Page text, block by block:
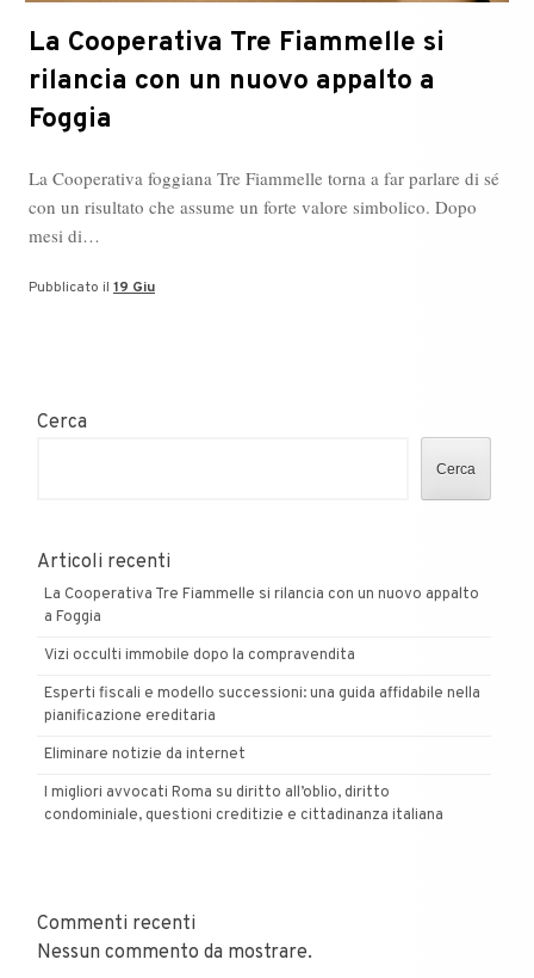
La Cooperativa Tre Fiammelle si
rilancia con un nuovo appalto a
Foggia
La Cooperativa foggiana Tre Fiammelle torna a far parlare di sé
con un risultato che assume un forte valore simbolico. Dopo
mesi di…
Pubblicato il 19 Giu
Cerca
Cerca
Articoli recenti
La Cooperativa Tre Fiammelle si rilancia con un nuovo appalto
a Foggia
Vizi occulti immobile dopo la compravendita
Esperti fiscali e modello successioni: una guida affidabile nella
pianificazione ereditaria
Eliminare notizie da internet
I migliori avvocati Roma su diritto all’oblio, diritto
condominiale, questioni creditizie e cittadinanza italiana
Commenti recenti
Nessun commento da mostrare.